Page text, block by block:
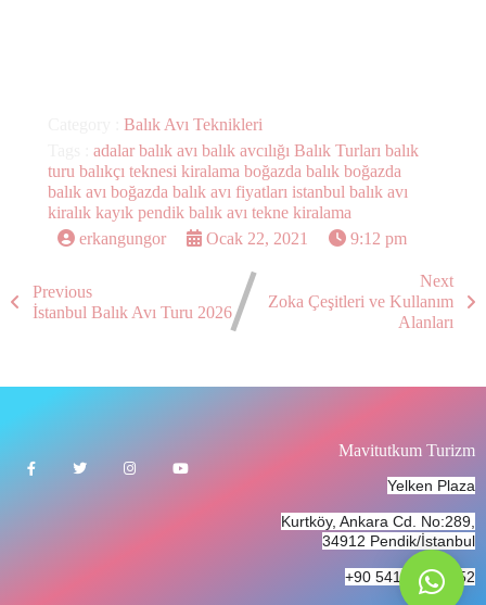
Balık Avı Teknikleri
adalar balık avı balık avcılığı Balık Turları balık
turu balıkçı teknesi kiralama boğazda balık boğazda
balık avı boğazda balık avı fiyatları istanbul balık avı
kiralık kayık pendik balık avı tekne kiralama
erkangungor
Ocak 22, 2021 9:12 pm
Previous
İstanbul Balık Avı Turu 2026
Next
Zoka Çeşitleri ve Kullanım
Alanları
Mavitutkum Turizm
Yelken Plaza
Kurtköy, Ankara Cd. No:289,
34912 Pendik/İstanbul
+90 541 933 58 52